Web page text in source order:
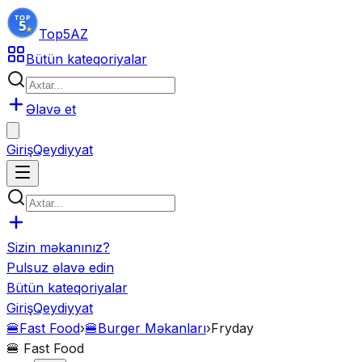
Top5AZ
Bütün kateqoriyalar
Əlavə et
GirişQeydiyyat
Sizin məkanınız?
Pulsuz əlavə edin
Bütün kateqoriyalar
GirişQeydiyyat
🍔Fast Food›🍔Burger Məkanları›Fryday
🍔 Fast Food